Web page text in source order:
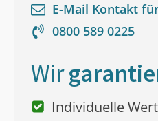
E-Mail Kontakt
0800 589 0225
Wir
Individuelle